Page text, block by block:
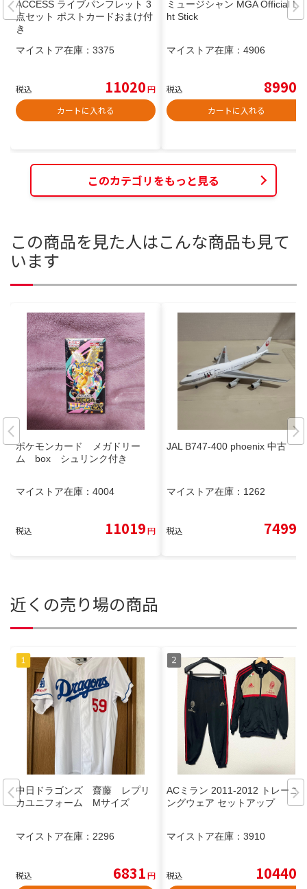
ACCESS ライブパンフレット 3
点セット ポストカードおまけ付
き
マイストア在庫： 3375
税込 11020円
カートに入れる
ミュージシャン MGA Official Lig
ht Stick
マイストア在庫： 4906
税込 8990
カートに入れる
このカテゴリをもっと見る
この商品を見た人はこんな商品も見て
います
ポケモンカード メガドリー
ム box シュリンク付き
マイストア在庫： 4004
税込 11019円
JAL B747-400 phoenix 中古
マイストア在庫： 1262
税込 7499
近くの売り場の商品
中日ドラゴンズ 齋藤 レプリ
カユニフォーム Mサイズ
マイストア在庫： 2296
税込 6831円
ACミラン 2011-2012 トレーニ
ングウェア セットアップ
マイストア在庫： 3910
税込 10440